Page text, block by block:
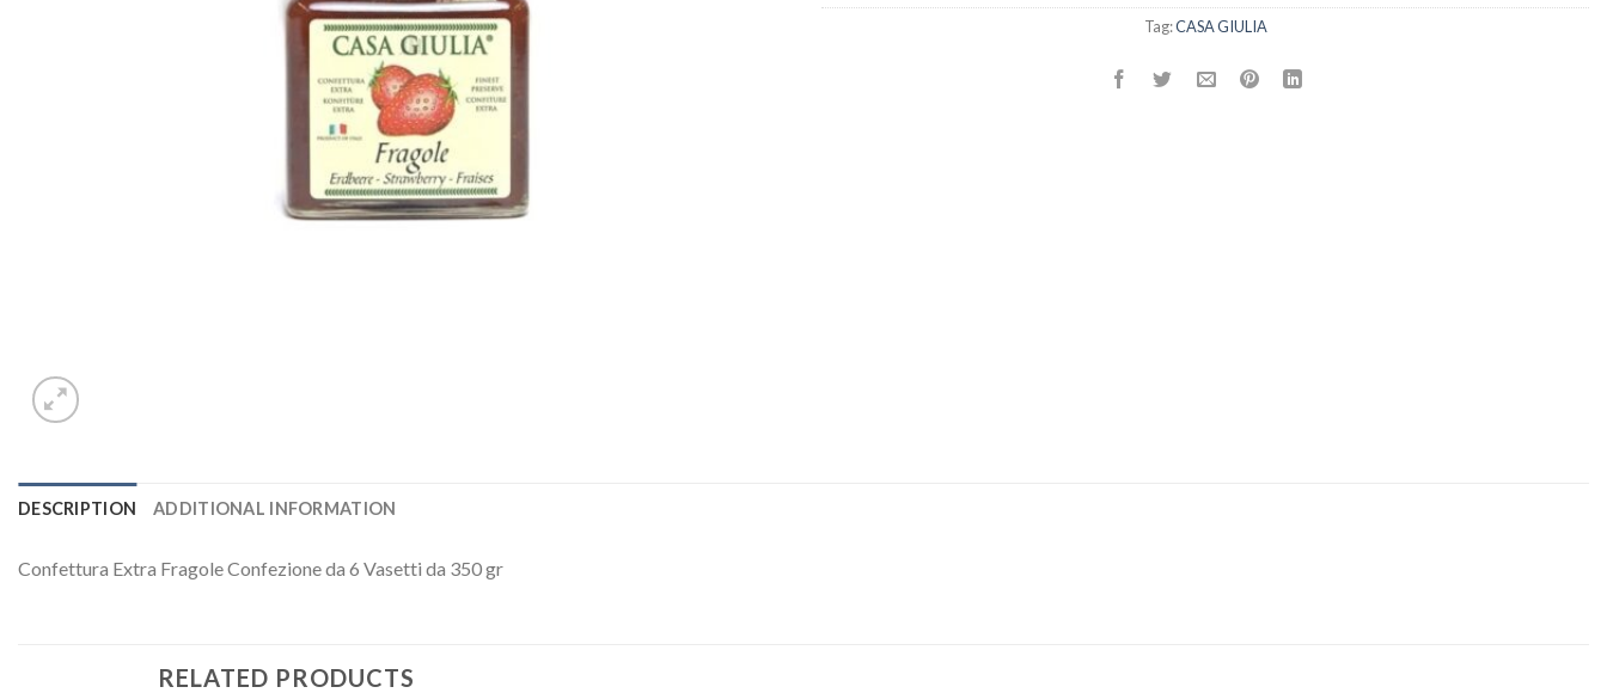
Tag:CASA GIULIA
DESCRIPTION ADDITIONAL INFORMATION
Confettura Extra Fragole Confezione da 6 Vasetti da 350 gr
RELATED PRODUCTS